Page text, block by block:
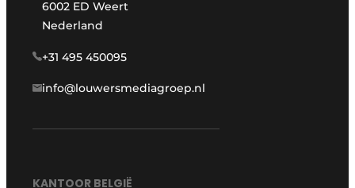
6002 ED Weert
Nederland
+31 495 450095
info@louwersmediagroep.nl
KANTOOR BELGIË